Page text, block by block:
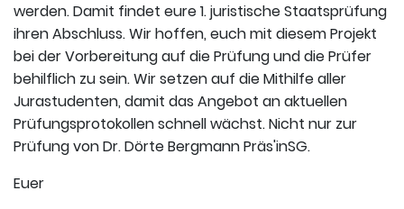
werden. Damit findet eure 1. juristische Staatsprüfung
ihren Abschluss. Wir hoffen, euch mit diesem Projekt
bei der Vorbereitung auf die Prüfung und die Prüfer
behilflich zu sein. Wir setzen auf die Mithilfe aller
Jurastudenten, damit das Angebot an aktuellen
Prüfungsprotokollen schnell wächst. Nicht nur zur
Prüfung von Dr. Dörte Bergmann Präs'inSG.
Euer